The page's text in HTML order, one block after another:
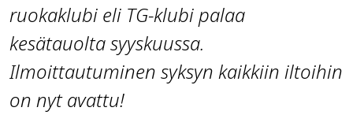
ruokaklubi eli TG-klubi palaa
kesätauolta syyskuussa.
Ilmoittautuminen syksyn kaikkiin iltoihin
on nyt avattu!